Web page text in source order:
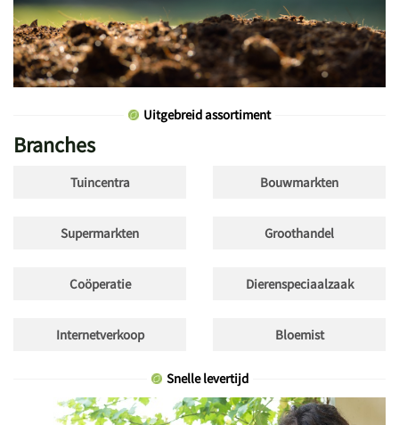
Uitgebreid assortiment
Branches
Tuincentra Bouwmarkten
Supermarkten Groothandel
Coöperatie Dierenspeciaalzaak
Internetverkoop Bloemist
Snelle levertijd